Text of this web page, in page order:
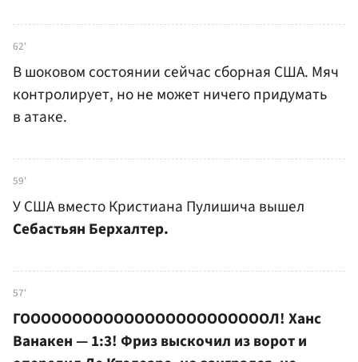
62'
В шоковом состоянии сейчас сборная США. Мяч
контролирует, но не может ничего придумать
в атаке.
59'
У США вместо Кристиана Пулишича вышел
Себастьян Берхалтер.
57'
ГООООООООООООООООООООООООЛ! Ханс
Ванакен — 1:3! Фриз выскочил из ворот и